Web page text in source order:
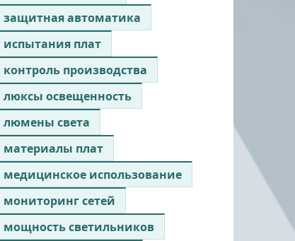
защитная автоматика
испытания плат
контроль производства
люксы освещенность
люмены света
материалы плат
медицинское использование
мониторинг сетей
мощность светильников